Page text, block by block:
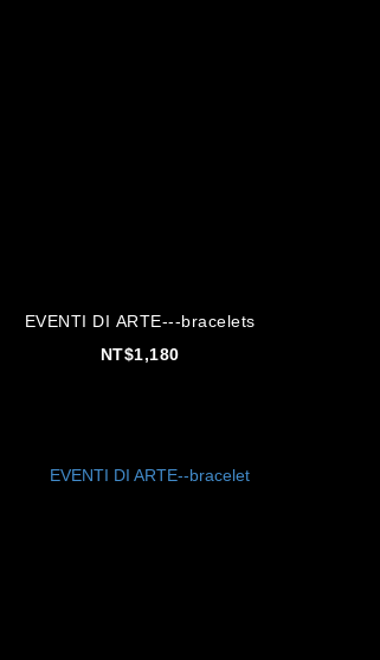
EVENTI DI ARTE---bracelets
NT$1,180